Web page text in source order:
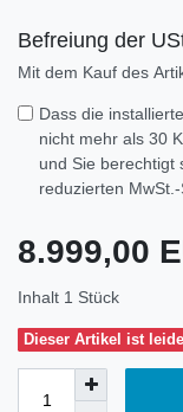
Befreiung der
Mit dem Kauf des
Dass die
nicht mehr als 30
und Sie berechtigt
reduzierten
8.999,00
Inhalt 1 Stück
Dieser Artikel ist